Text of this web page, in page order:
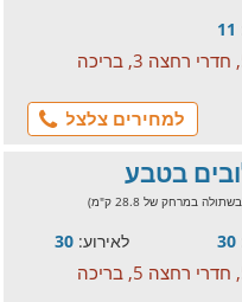
11
למחירים צלצל
בטבע
במרחק של 28.8 ק"מ)
30 לאירוע: 30